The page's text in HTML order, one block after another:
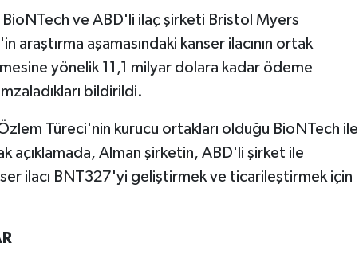
ve ABD'li ilaç şirketi Bristol Myers
araştırma aşamasındaki kanser ilacının ortak
yönelik 11,1 milyar dolara kadar ödeme
bildirildi.
Türeci'nin kurucu ortakları olduğu BioNTech ile
açıklamada, Alman şirketin, ABD'li şirket ile
ilacı BNT327'yi geliştirmek ve ticarileştirmek için